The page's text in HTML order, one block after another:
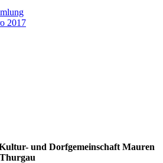
2017
und Dorfgemeinschaft Mauren